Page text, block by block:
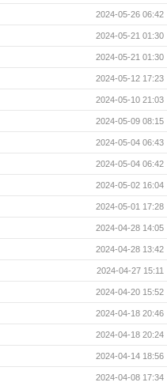
2024-05-26 06:42
2024-05-21 01:30
2024-05-21 01:30
2024-05-12 17:23
2024-05-10 21:03
2024-05-09 08:15
2024-05-04 06:43
2024-05-04 06:42
2024-05-02 16:04
2024-05-01 17:28
2024-04-28 14:05
2024-04-28 13:42
2024-04-27 15:11
2024-04-20 15:52
2024-04-18 20:46
2024-04-18 20:24
2024-04-14 18:56
2024-04-08 17:34